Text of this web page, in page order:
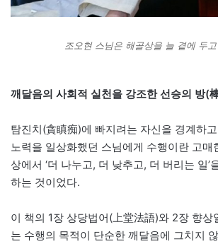
조오현 스님은 해골상을 늘 곁에 두
깨달음의 사회적 실천을 강조한 선승의 방(
탐진치(貪瞋痴)에 빠지려는 자신을 경계하
노력을 일상화했던 스님에게 수행이란 고매
상에서 ‘더 나누고, 더 낮추고, 더 버리는 일’
하는 것이었다.
이 책의 1장 상당법어(上堂法語)와 2장 향상
는 수행의 목적이 단순한 깨달음에 그치지